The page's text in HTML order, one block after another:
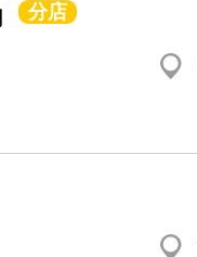
分店